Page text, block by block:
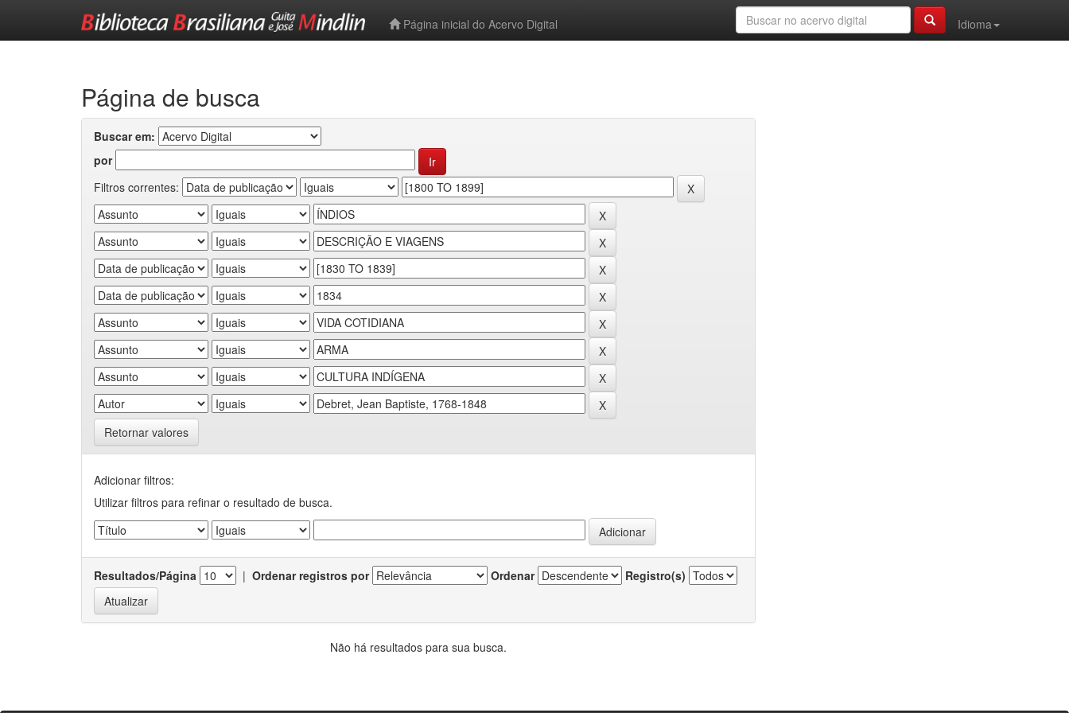
Página inicial do Acervo Digital
Idioma
Página de busca
Buscar em:
por
Filtros correntes:
Retornar valores
Adicionar filtros:
Utilizar filtros para refinar o resultado de busca.
Resultados/Página | Ordenar registros por Ordenar Registro(s)
Não há resultados para sua busca.